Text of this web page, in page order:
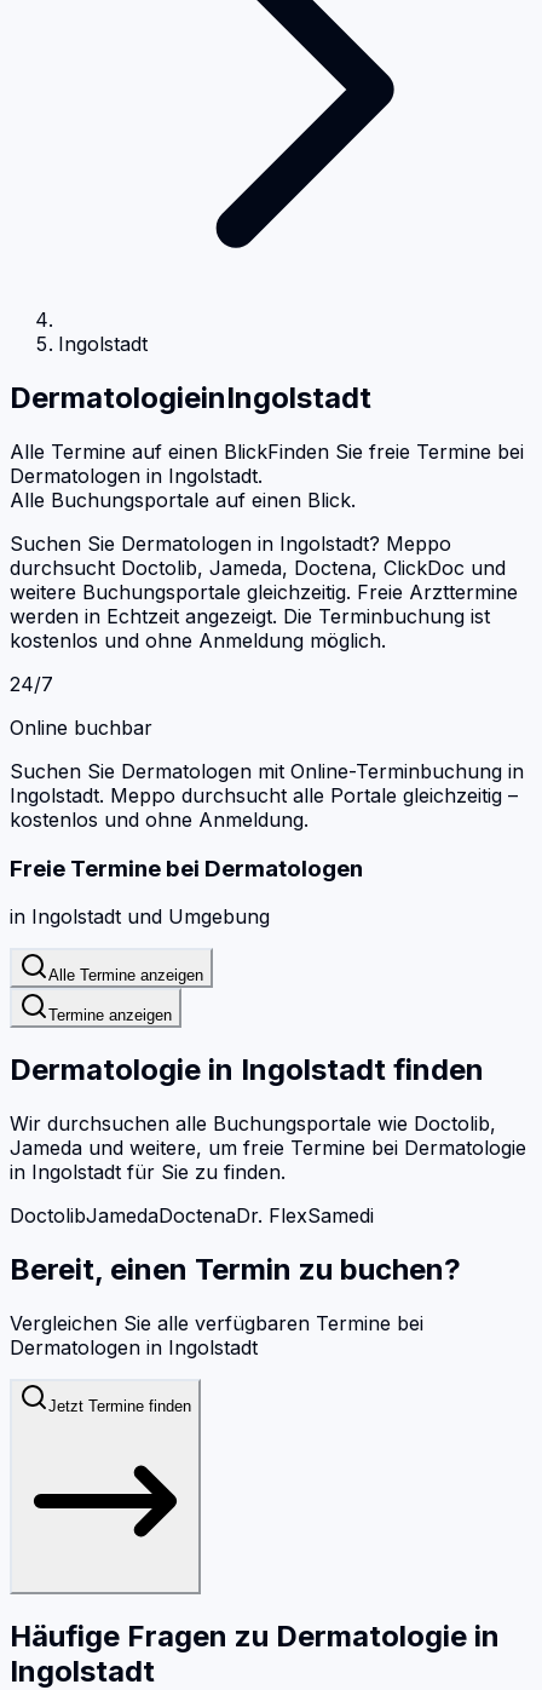
Ingolstadt
DermatologieinIngolstadt
Alle Termine auf einen BlickFinden Sie freie Termine bei
Dermatologen in Ingolstadt.
Alle Buchungsportale auf einen Blick.
Suchen Sie Dermatologen in Ingolstadt? Meppo
durchsucht Doctolib, Jameda, Doctena, ClickDoc und
weitere Buchungsportale gleichzeitig. Freie Arzttermine
werden in Echtzeit angezeigt. Die Terminbuchung ist
kostenlos und ohne Anmeldung möglich.
24/7
Online buchbar
Suchen Sie Dermatologen mit Online-Terminbuchung in
Ingolstadt. Meppo durchsucht alle Portale gleichzeitig –
kostenlos und ohne Anmeldung.
Freie Termine bei Dermatologen
in Ingolstadt und Umgebung
Alle Termine anzeigen
Termine anzeigen
Dermatologie in Ingolstadt finden
Wir durchsuchen alle Buchungsportale wie Doctolib,
Jameda und weitere, um freie Termine bei Dermatologie
in Ingolstadt für Sie zu finden.
DoctolibJamedaDoctenaDr. FlexSamedi
Bereit, einen Termin zu buchen?
Vergleichen Sie alle verfügbaren Termine bei
Dermatologen in Ingolstadt
Jetzt Termine finden
Häufige Fragen zu Dermatologie in
Ingolstadt